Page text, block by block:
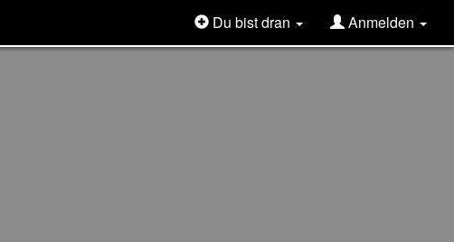
Du bist dran Anmelden